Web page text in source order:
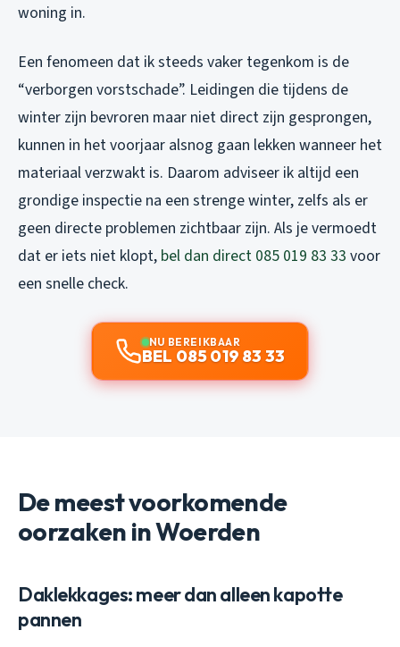
woning in.
Een fenomeen dat ik steeds vaker tegenkom is de
“verborgen vorstschade”. Leidingen die tijdens de
winter zijn bevroren maar niet direct zijn gesprongen,
kunnen in het voorjaar alsnog gaan lekken wanneer het
materiaal verzwakt is. Daarom adviseer ik altijd een
grondige inspectie na een strenge winter, zelfs als er
geen directe problemen zichtbaar zijn. Als je vermoedt
dat er iets niet klopt, bel dan direct 085 019 83 33 voor
een snelle check.
NU BEREIKBAAR
BEL 085 019 83 33
De meest voorkomende
oorzaken in Woerden
Daklekkages: meer dan alleen kapotte
pannen